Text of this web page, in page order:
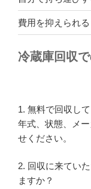
費用を抑えられる
冷蔵庫回収
1. 無料で回収し
年式、状態、メ
せください。
2. 回収に来てい
ますか？